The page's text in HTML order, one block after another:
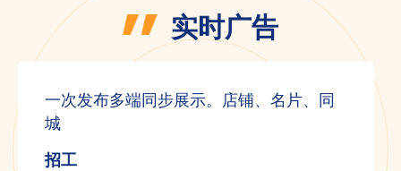
实时广告
一次发布多端同步展示。店铺、名片、同
城
招工